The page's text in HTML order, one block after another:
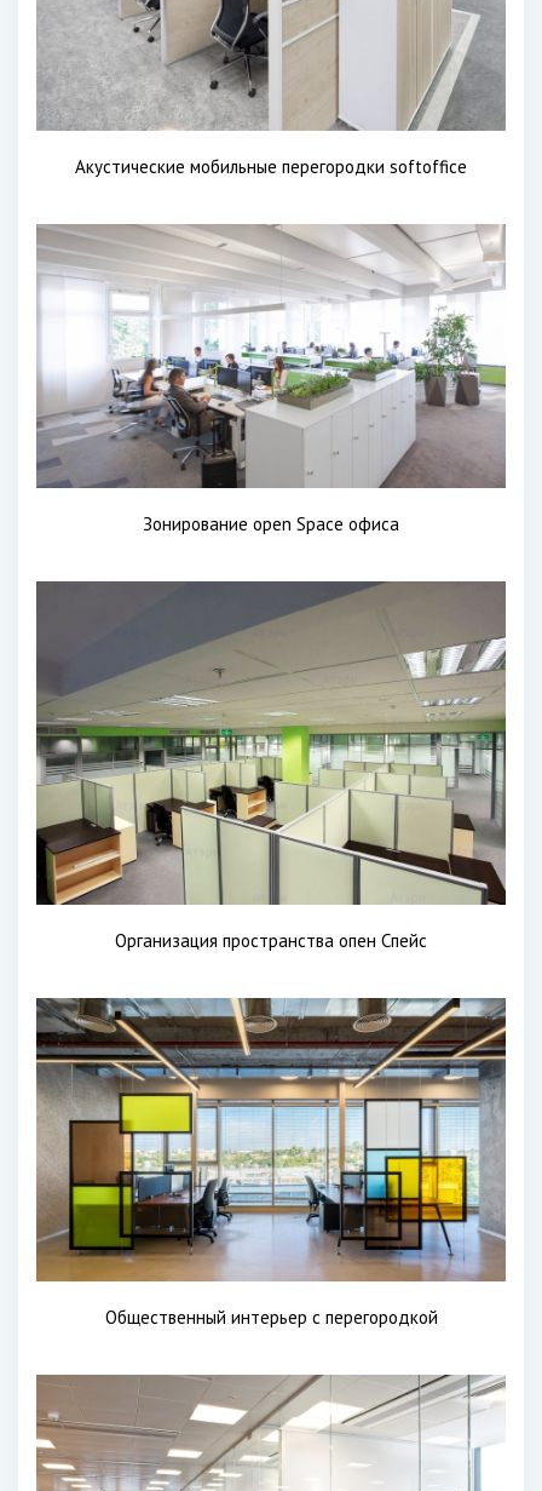
Акустические мобильные перегородки softoffice
Зонирование open Space офиса
Организация пространства опен Спейс
Общественный интерьер с перегородкой